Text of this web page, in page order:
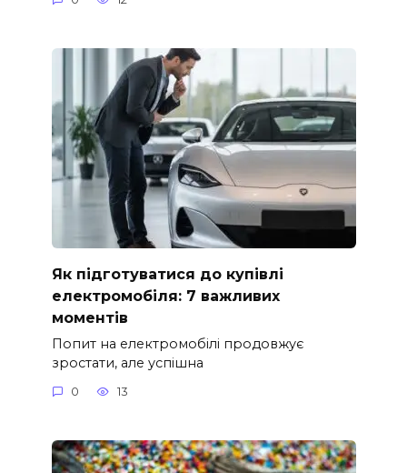
Як підготуватися до купівлі
електромобіля: 7 важливих
моментів
Попит на електромобілі продовжує
зростати, але успішна
0 13